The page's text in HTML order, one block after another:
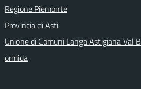
Regione Piemonte
Provincia di Asti
Unione di Comuni Langa Astigiana Val B
ormida